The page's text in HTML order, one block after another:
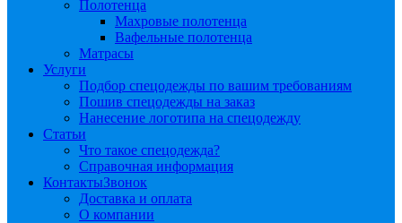
Полотенца
Махровые полотенца
Вафельные полотенца
Матрасы
Услуги
Подбор спецодежды по вашим требованиям
Пошив спецодежды на заказ
Нанесение логотипа на спецодежду
Статьи
Что такое спецодежда?
Справочная информация
КонтактыЗвонок
Доставка и оплата
О компании